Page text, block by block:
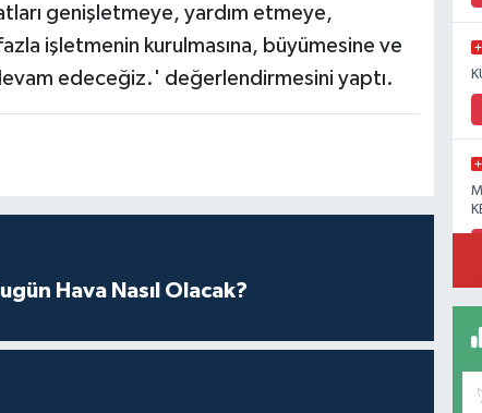
genişletmeye, yardım etmeye,
işletmenin kurulmasına, büyümesine ve
edeceğiz.' değerlendirmesini yaptı.
Hava Nasıl Olacak?